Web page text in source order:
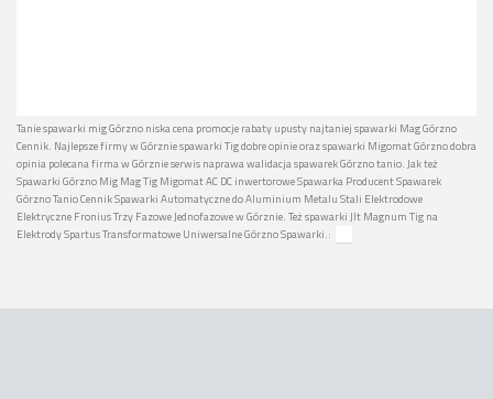
Tanie spawarki mig Górzno niska cena promocje rabaty upusty najtaniej spawarki Mag Górzno
Cennik. Najlepsze firmy w Górznie spawarki Tig dobre opinie oraz spawarki Migomat Górzno dobra
opinia polecana firma w Górznie serwis naprawa walidacja spawarek Górzno tanio. Jak też
Spawarki Górzno Mig Mag Tig Migomat AC DC inwertorowe Spawarka Producent Spawarek
Górzno Tanio Cennik Spawarki Automatyczne do Aluminium Metalu Stali Elektrodowe
Elektryczne Fronius Trzy Fazowe Jednofazowe w Górznie. Też spawarki Jlt Magnum Tig na
Elektrody Spartus Transformatowe Uniwersalne Górzno Spawarki.: